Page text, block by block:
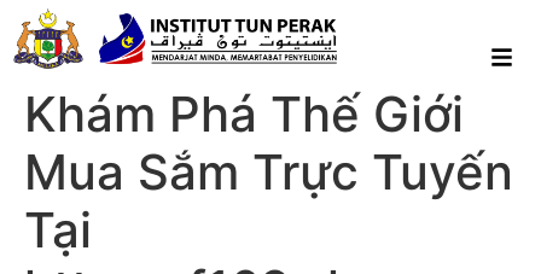
Khám Phá Thế Giới
Mua Sắm Trực Tuyến
Tại